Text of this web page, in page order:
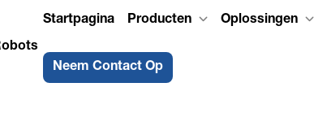
Startpagina Producten Oplossingen
Neem Contact Op